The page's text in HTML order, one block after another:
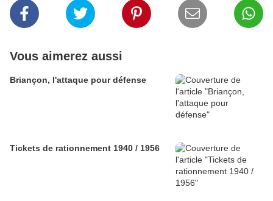
Vous aimerez aussi
Briançon, l'attaque pour défense
Tickets de rationnement 1940 / 1956